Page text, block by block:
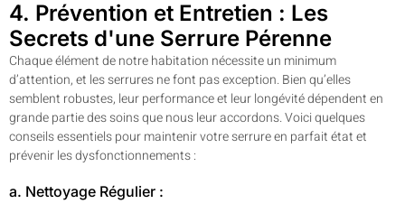
4. Prévention et Entretien : Les
Secrets d'une Serrure Pérenne
Chaque élément de notre habitation nécessite un minimum
d’attention, et les serrures ne font pas exception. Bien qu’elles
semblent robustes, leur performance et leur longévité dépendent en
grande partie des soins que nous leur accordons. Voici quelques
conseils essentiels pour maintenir votre serrure en parfait état et
prévenir les dysfonctionnements :
a. Nettoyage Régulier :